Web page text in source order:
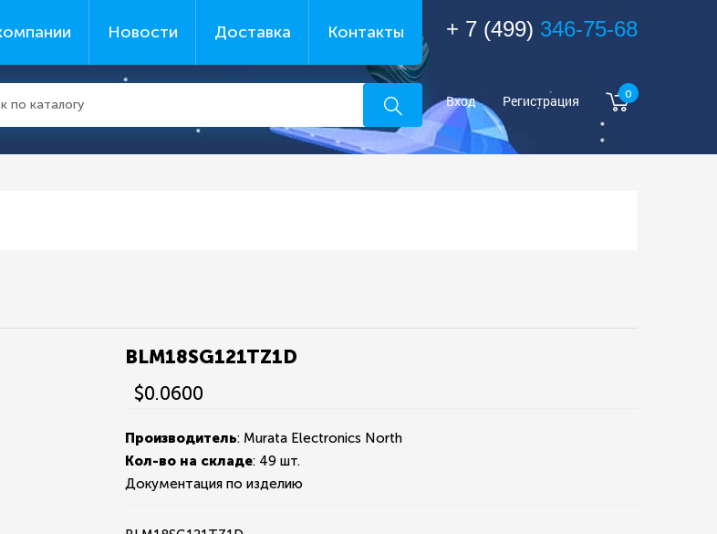
Новости Доставка Контакты + 7 (499) 346-75-68
Вход Регистрация 0
BLM18SG121TZ1D
$0.0600
Производитель: Murata Electronics North
Кол-во на складе: 49 шт.
Документация по изделию